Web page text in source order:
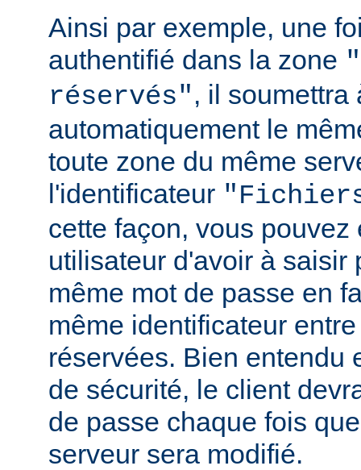
Ainsi par exemple, une
authentifié dans la zone
réservés", il soumettra
automatiquement le
toute zone du même
l'identificateur
cette façon, vous pouvez
utilisateur d'avoir à saisir
même mot de passe en
même identificateur
réservées. Bien entendu
de sécurité, le client
de passe chaque fois
serveur sera modifié.